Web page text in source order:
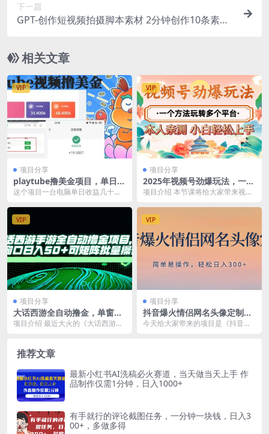
下一篇
GPT-创作短视频拍摄脚本素材 2分钟创作10条素材
相关文章
VIP
项目分享
playtube撸美金项目，单日收
益30美金+工作室可批量搞
这个项目一台电脑单日收益几十美
频平台，推出创作者...
VIP
项目分享
2025年视频号劲爆玩法，一个
方法玩转多个平台 小白也能轻
项目介绍 本节课将给大家带来视频
能轻松上手。并且全...
VIP
项目分享
大话西游全自动撸金，单窗口
日入50+可矩阵批量操作
项目介绍 最近大火的《大话西游》
VIP
项目分享
抖音爆火情侣网名头像定制，
简单易操作，轻松日入300 ，
今天给大家带来的项目是《抖音爆
推荐文章
最新小红书AI洗稿必火赛道，当天做当天上手 作
品制作仅需1分钟，日入1000+
有手就行的评论截图任务，一分钟一块钱，日入3
00+，多做多得